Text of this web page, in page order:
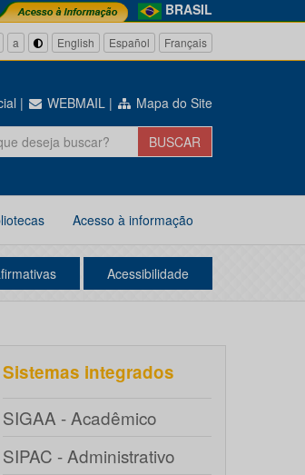
BRASIL
a English Español Français
| WEBMAIL | Mapa do Site
Acesso à informação
Acessibilidade
Sistemas integrados
SIGAA - Acadêmico
SIPAC - Administrativo